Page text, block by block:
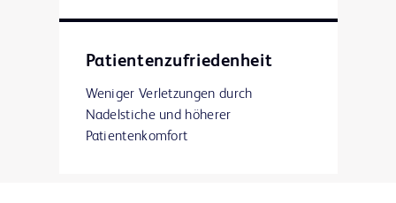
Patientenzufriedenheit
Weniger Verletzungen durch
Nadelstiche und höherer
Patientenkomfort